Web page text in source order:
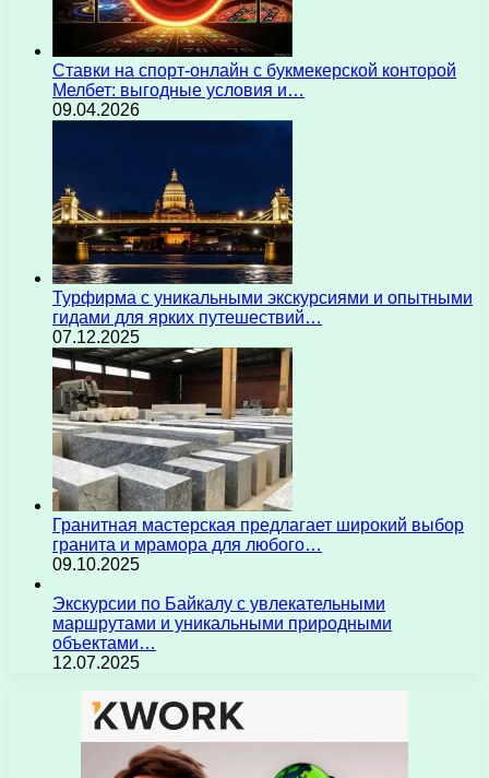
Ставки на спорт-онлайн с букмекерской конторой
Мелбет: выгодные условия и…
09.04.2026
Турфирма с уникальными экскурсиями и опытными
гидами для ярких путешествий…
07.12.2025
Гранитная мастерская предлагает широкий выбор
гранита и мрамора для любого…
09.10.2025
Экскурсии по Байкалу с увлекательными
маршрутами и уникальными природными
объектами…
12.07.2025